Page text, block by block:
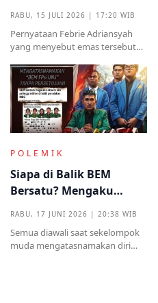
RABU, 15 JULI 2026 | 17:20 WIB
Pernyataan Febrie Adriansyah
yang menyebut emas tersebut
menjadi titik penting dalam
proses pembuktian
POLEMIK
Siapa di Balik BEM
Bersatu? Mengaku
Tapi Dicap Gaib Oleh
Kampus
RABU, 17 JUNI 2026 | 20:38 WIB
Semua diawali saat sekelompok
muda mengatasnamakan diri